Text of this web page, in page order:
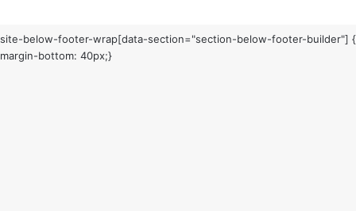
site-below-footer-wrap[data-section="section-below-footer-builder"] {
margin-bottom: 40px;}